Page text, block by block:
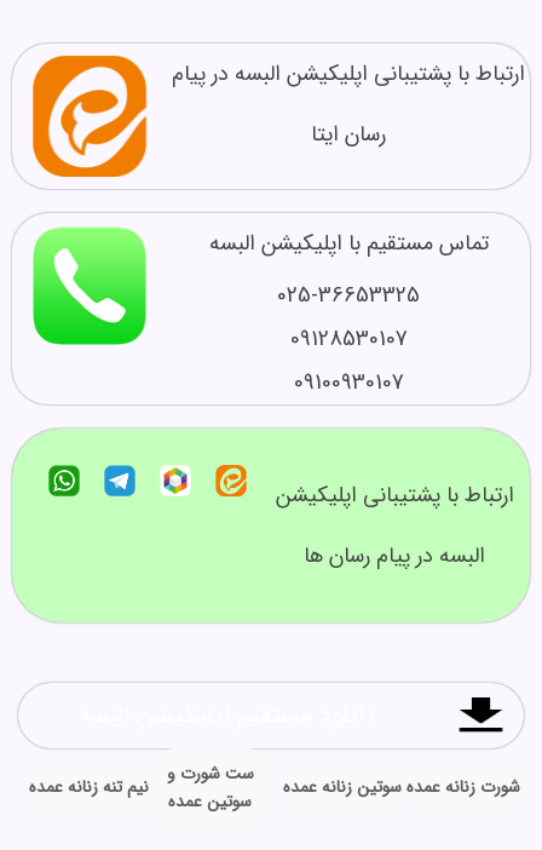
ارتباط با پشتیبانی اپلیکیشن البسه در پیام
رسان ایتا
تماس مستقیم با اپلیکیشن البسه
025-36653325
09128530107
09100930107
ارتباط با پشتیبانی اپلیکیشن
البسه در پیام رسان ها
شورت زنانه عمده سوتین زنانه عمده
ست شورت و
سوتین عمده
نیم تنه زنانه عمده